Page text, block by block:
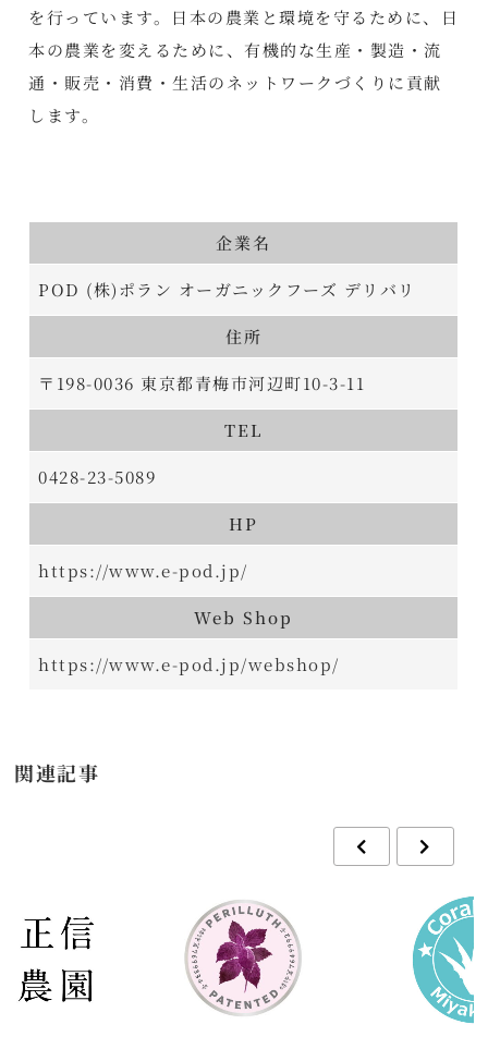
を行っています。日本の農業と環境を守るために、日
本の農業を変えるために、有機的な生産・製造・流
通・販売・消費・生活のネットワークづくりに貢献
します。
企業名
POD (株)ポラン オーガニックフーズ デリバリ
住所
〒198-0036 東京都青梅市河辺町10-3-11
TEL
0428-23-5089
HP
https://www.e-pod.jp/
Web Shop
https://www.e-pod.jp/webshop/
関連記事